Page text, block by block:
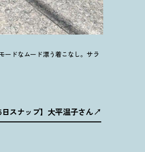
ードなムード漂う着こなし。サラ
日スナップ】大平温子さん